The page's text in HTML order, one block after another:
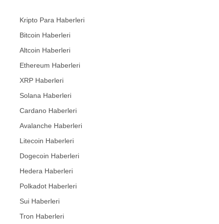
Kripto Para Haberleri
Bitcoin Haberleri
Altcoin Haberleri
Ethereum Haberleri
XRP Haberleri
Solana Haberleri
Cardano Haberleri
Avalanche Haberleri
Litecoin Haberleri
Dogecoin Haberleri
Hedera Haberleri
Polkadot Haberleri
Sui Haberleri
Tron Haberleri